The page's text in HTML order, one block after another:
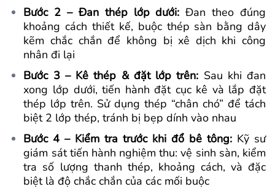
Bước 2 – Đan thép lớp dưới: Đan theo đúng
khoảng cách thiết kế, buộc thép sàn bằng dây
kẽm chắc chắn để không bị xê dịch khi công
nhân đi lại
Bước 3 – Kê thép & đặt lớp trên: Sau khi đan
xong lớp dưới, tiến hành đặt cục kê và lắp đặt
thép lớp trên. Sử dụng thép “chân chó” để tách
biệt 2 lớp thép, tránh bị bẹp dính vào nhau
Bước 4 – Kiểm tra trước khi đổ bê tông: Kỹ sư
giám sát tiến hành nghiệm thu: vệ sinh sàn, kiểm
tra số lượng thanh thép, khoảng cách, và đặc
biệt là độ chắc chắn của các mối buộc